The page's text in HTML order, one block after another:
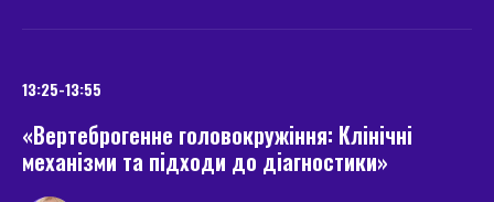
13:25-13:55
«Вертеброгенне головокружіння: Клінічні
механізми та підходи до діагностики»